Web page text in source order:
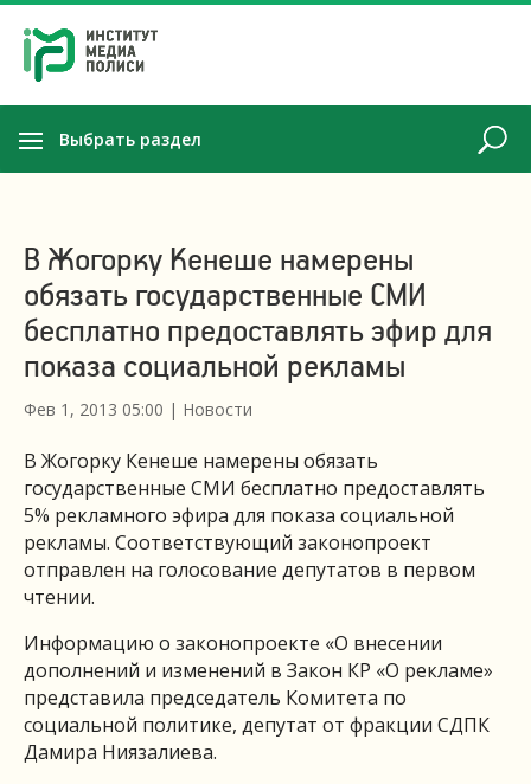
Выбрать раздел
В Жогорку Кенеше намерены
обязать государственные СМИ
бесплатно предоставлять эфир для
показа социальной рекламы
Фев 1, 2013 05:00 | Новости
В Жогорку Кенеше намерены обязать
государственные СМИ бесплатно предоставлять
5% рекламного эфира для показа социальной
рекламы. Соответствующий законопроект
отправлен на голосование депутатов в первом
чтении.
Информацию о законопроекте «О внесении
дополнений и изменений в Закон КР «О рекламе»
представила председатель Комитета по
социальной политике, депутат от фракции СДПК
Дамира Ниязалиева.